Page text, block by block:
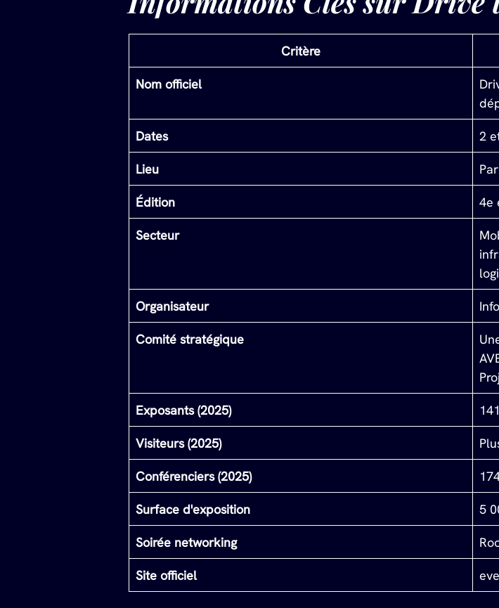
Critère
Nom officiel
Dates 2
Lieu
Édition 4e
Secteur
Organisateur
Comité stratégique
Exposants (2025)
Visiteurs (2025)
Conférenciers (2025)
Surface d'exposition 5
Soirée networking
Site officiel